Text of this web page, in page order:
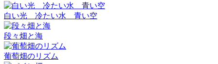
白い光 冷たい水 青い空
段々畑と海
葡萄畑のリズム